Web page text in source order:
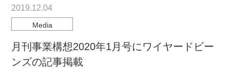
2019.12.04
Media
月刊事業構想2020年1月号にワイヤードビー
ンズの記事掲載